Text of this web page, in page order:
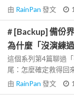
由 RainPan 發文
# [Backup] 備份
為什麼「沒演練
這個系列第4篇聊過
尾：怎麼確定救得回
由 RainPan 發文